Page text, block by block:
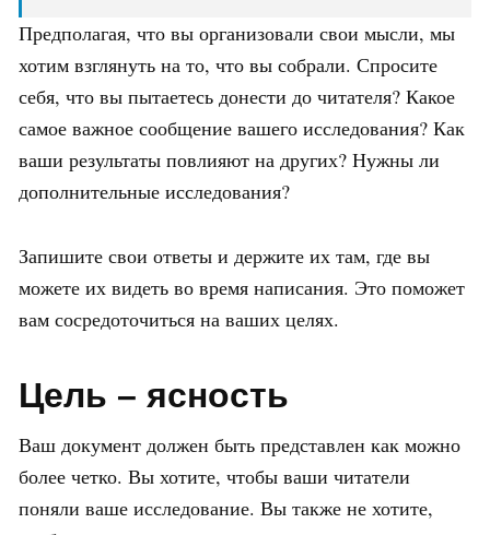
Предполагая, что вы организовали свои мысли, мы
хотим взглянуть на то, что вы собрали. Спросите
себя, что вы пытаетесь донести до читателя? Какое
самое важное сообщение вашего исследования? Как
ваши результаты повлияют на других? Нужны ли
дополнительные исследования?
Запишите свои ответы и держите их там, где вы
можете их видеть во время написания. Это поможет
вам сосредоточиться на ваших целях.
Цель – ясность
Ваш документ должен быть представлен как можно
более четко. Вы хотите, чтобы ваши читатели
поняли ваше исследование. Вы также не хотите,